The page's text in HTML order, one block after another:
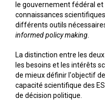
le gouvernement fédéral et
connaissances
différents outils
informed policy making.
La distinction entre les
les besoins et les intérêts
de mieux définir l'objectif
capacité scientifique des
de décision politique.